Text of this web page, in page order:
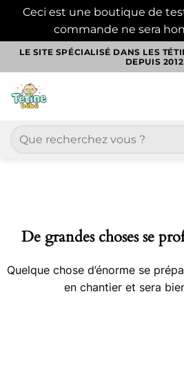
Ceci est une boutique de
commande ne sera
Passer
contenu
LE SITE SPÉCIALISÉ DANS LES
DEPUIS 2012
Recherche
pour :
De grandes choses se
Quelque chose d’énorme se
en chantier et sera